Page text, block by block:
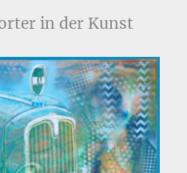
in der Kunst